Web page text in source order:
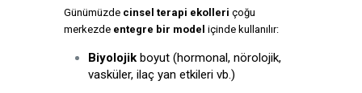
Günümüzde cinsel terapi ekolleri çoğu
merkezde entegre bir model içinde kullanılır:
Biyolojik boyut (hormonal, nörolojik,
vasküler, ilaç yan etkileri vb.)